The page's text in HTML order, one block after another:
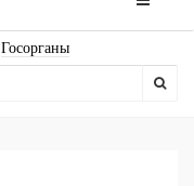
Госорганы